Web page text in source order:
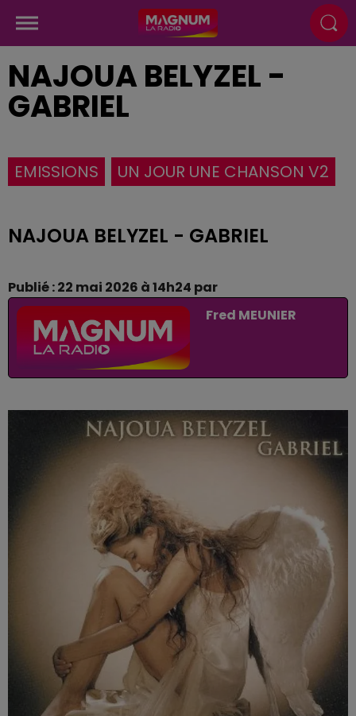
NAJOUA BELYZEL -
GABRIEL
EMISSIONS UN JOUR UNE CHANSON V2
NAJOUA BELYZEL - GABRIEL
Publié : 22 mai 2026 à 14h24 par
Fred MEUNIER